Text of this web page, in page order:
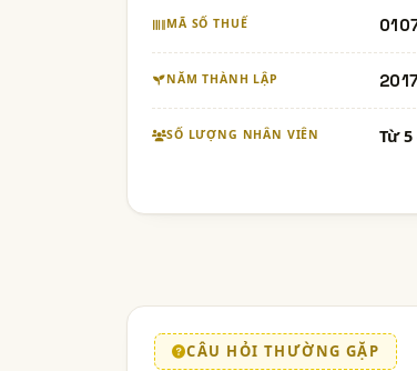
MÃ SỐ THUẾ
NĂM THÀNH LẬP 2017
SỐ LƯỢNG NHÂN VIÊN Từ
CÂU HỎI THƯỜNG GẶP